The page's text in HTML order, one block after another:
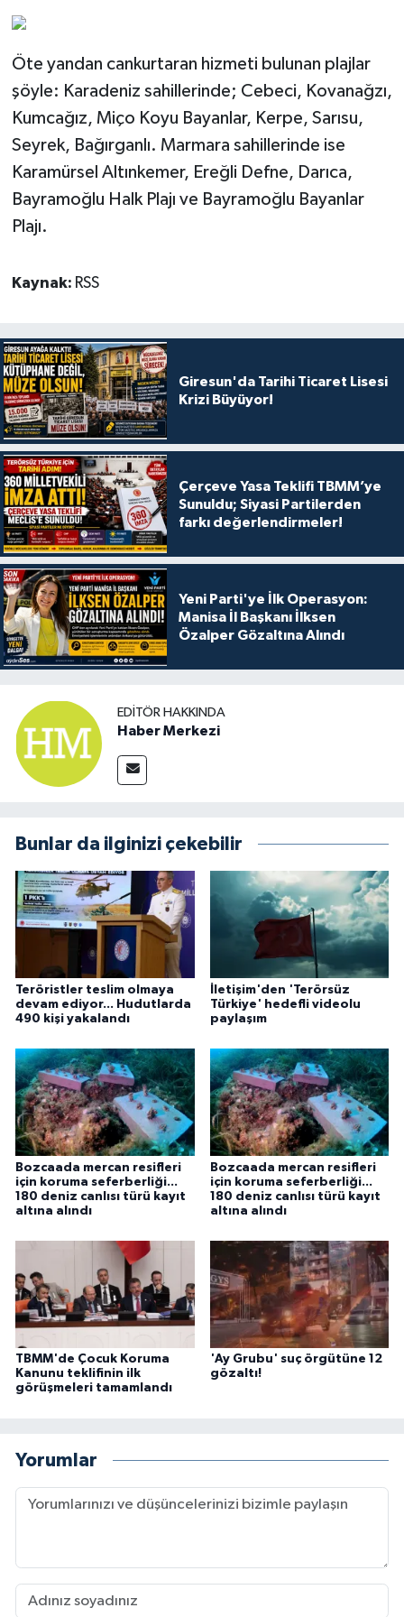
Öte yandan cankurtaran hizmeti bulunan plajlar
şöyle: Karadeniz sahillerinde; Cebeci, Kovanağzı,
Kumcağız, Miço Koyu Bayanlar, Kerpe, Sarısu,
Seyrek, Bağırganlı. Marmara sahillerinde ise
Karamürsel Altınkemer, Ereğli Defne, Darıca,
Bayramoğlu Halk Plajı ve Bayramoğlu Bayanlar
Plajı.
Kaynak: RSS
Giresun'da Tarihi Ticaret Lisesi
Krizi Büyüyor!
Çerçeve Yasa Teklifi TBMM’ye
Sunuldu; Siyasi Partilerden
farkı değerlendirmeler!
Yeni Parti'ye İlk Operasyon:
Manisa İl Başkanı İlksen
Özalper Gözaltına Alındı
EDITÖR HAKKINDA
Haber Merkezi
Bunlar da ilginizi çekebilir
Teröristler teslim olmaya
devam ediyor... Hudutlarda
490 kişi yakalandı
İletişim'den 'Terörsüz
Türkiye' hedefli videolu
paylaşım
Bozcaada mercan resifleri
için koruma seferberliği...
180 deniz canlısı türü kayıt
altına alındı
Bozcaada mercan resifleri
için koruma seferberliği...
180 deniz canlısı türü kayıt
altına alındı
TBMM'de Çocuk Koruma
Kanunu teklifinin ilk
görüşmeleri tamamlandı
'Ay Grubu' suç örgütüne 12
gözaltı!
Yorumlar